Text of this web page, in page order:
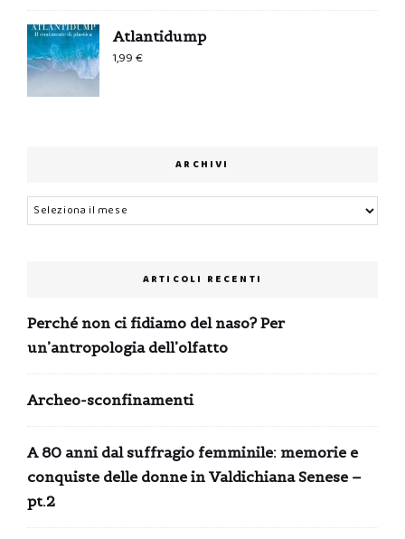
Atlantidump
1,99€
ARCHIVI
Archivi
ARTICOLI RECENTI
Perché non ci fidiamo del naso? Per
un’antropologia dell’olfatto
Archeo-sconfinamenti
A 80 anni dal suffragio femminile: memorie e
conquiste delle donne in Valdichiana Senese –
pt.2